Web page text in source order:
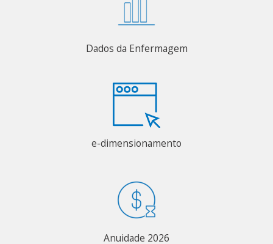
Dados da Enfermagem
e-dimensionamento
Anuidade 2026